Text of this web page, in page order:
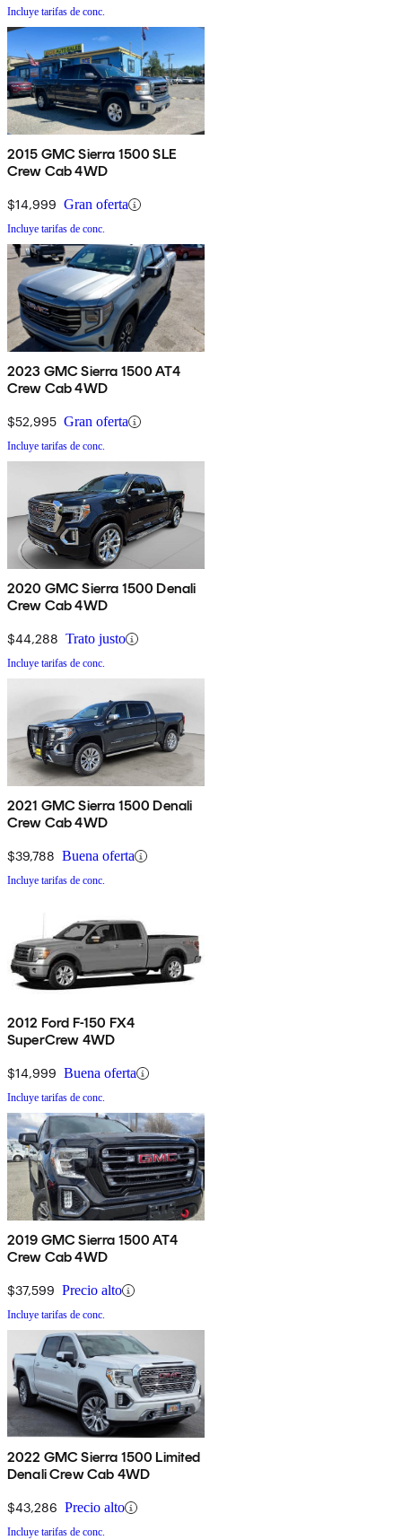
Incluye tarifas de conc.
2015 GMC Sierra 1500 SLE
Crew Cab 4WD
$14,999 Gran oferta
Incluye tarifas de conc.
2023 GMC Sierra 1500 AT4
Crew Cab 4WD
$52,995 Gran oferta
Incluye tarifas de conc.
2020 GMC Sierra 1500 Denali
Crew Cab 4WD
$44,288 Trato justo
Incluye tarifas de conc.
2021 GMC Sierra 1500 Denali
Crew Cab 4WD
$39,788 Buena oferta
Incluye tarifas de conc.
2012 Ford F-150 FX4
SuperCrew 4WD
$14,999 Buena oferta
Incluye tarifas de conc.
2019 GMC Sierra 1500 AT4
Crew Cab 4WD
$37,599 Precio alto
Incluye tarifas de conc.
2022 GMC Sierra 1500 Limited
Denali Crew Cab 4WD
$43,286 Precio alto
Incluye tarifas de conc.